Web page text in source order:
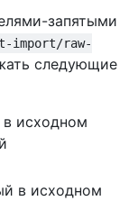
запятыми
import/raw-
следующие
исходном
в исходном